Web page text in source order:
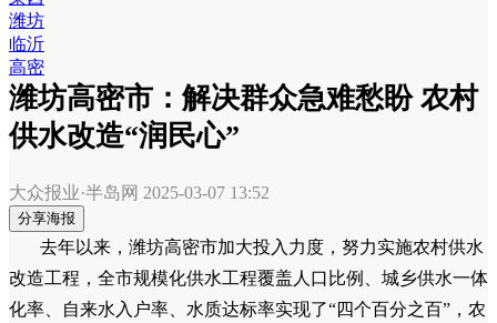
潍坊
临沂
高密
潍坊高密市：解决群众急难愁盼 农村
供水改造“润民心”
大众报业·半岛网 2025-03-07 13:52
分享海报
去年以来，潍坊高密市加大投入力度，努力实施农村供水
改造工程，全市规模化供水工程覆盖人口比例、城乡供水一体
化率、自来水入户率、水质达标率实现了“四个百分之百”，农